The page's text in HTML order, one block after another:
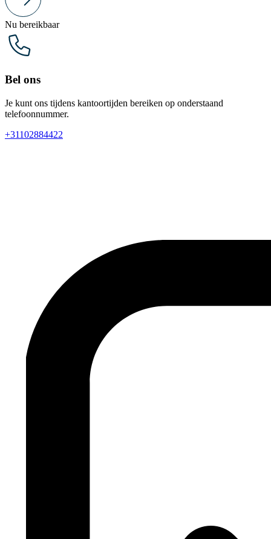
Nu bereikbaar
Bel ons
Je kunt ons tijdens kantoortijden bereiken op onderstaand
telefoonnummer.
+31102884422